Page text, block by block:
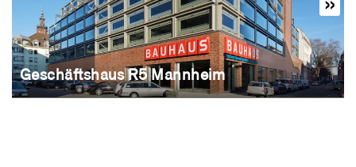
Geschäftshaus R5 Mannheim